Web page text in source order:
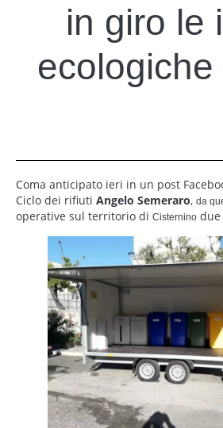
in giro le
ecologiche
Coma anticipato ieri in un post
Ciclo dei rifiuti Angelo Semeraro, da
operative sul territorio di Cisternino due